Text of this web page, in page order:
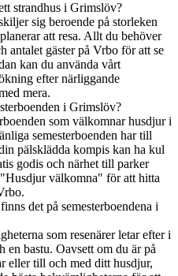
strandhus i Grimslöv?
sig beroende på storleken
att resa. Allt du behöver
antalet gäster på Vrbo för att se
kan du använda vårt
efter närliggande
mera.
i Grimslöv?
som välkomnar husdjur i
semesterboenden har till
pälsklädda kompis kan ha kul
godis och närhet till parker
välkomna" för att hitta
det på semesterboendena i
som resenärer letar efter i
en bastu. Oavsett om du är på
eller till och med ditt husdjur,